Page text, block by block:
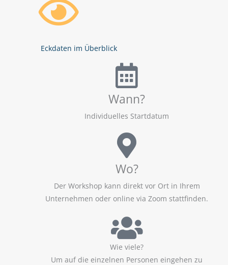
Eckdaten im Überblick
Wann?
Individuelles Startdatum
Wo?
Der Workshop kann direkt vor Ort in Ihrem
Unternehmen oder online via Zoom stattfinden.
Wie viele?
Um auf die einzelnen Personen eingehen zu